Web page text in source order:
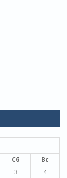
Сб
Вс
3
4